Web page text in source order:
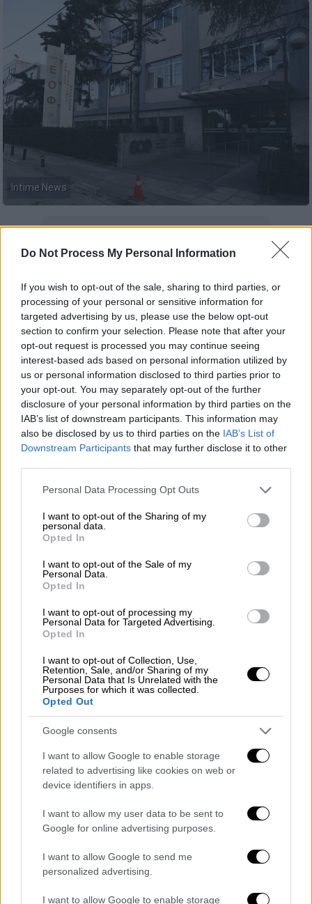
Do Not Process My Personal Information
If you wish to opt-out of the sale, sharing to third parties, or
processing of your personal or sensitive information for
targeted advertising by us, please use the below opt-out
section to confirm your selection. Please note that after your
opt-out request is processed you may continue seeing
interest-based ads based on personal information utilized by
us or personal information disclosed to third parties prior to
your opt-out. You may separately opt-out of the further
disclosure of your personal information by third parties on the
IAB’s list of downstream participants. This information may
also be disclosed by us to third parties on the IAB’s List of
Downstream Participants that may further disclose it to other
Please note that this website/app uses one or more Google
not limited to your visit or usage behaviour. You may click to
grant or deny consent to Google and its third-party tags to
use your data for below specified purposes in below Google
consent section.
Personal Data Processing Opt Outs
I want to opt-out of the Sharing of my
personal data.
Opted In
I want to opt-out of the Sale of my
Personal Data.
Opted In
I want to opt-out of processing my
Personal Data for Targeted Advertising.
Opted In
I want to opt-out of Collection, Use,
Retention, Sale, and/or Sharing of my
Personal Data that Is Unrelated with the
Purposes for which it was collected.
Opted Out
Google consents
I want to allow Google to enable storage
related to advertising like cookies on web or
device identifiers in apps.
I want to allow my user data to be sent to
Google for online advertising purposes.
I want to allow Google to send me
personalized advertising.
I want to allow Google to enable storage
Intime News
Φαρμάκωνγια τοπροϊόν KSM-66
Ashwagandha της εταιρείαςMedicine
Garden , το οποίο κυκλοφορεί ως
συμπλήρωμα διατροφής στην Ευρώπη.
Όπωςανακοίνωσε ο ΕΟΦ, το εν λόγω προϊόν,
περιέχει οπιοειδήναρκωτική ουσίακαι
συγκεκριμένα ηρωίνηάγνωστης
συγκέντρωσης. H διακίνησή του και στην
Ελλάδα είναι πιθανή, μέσω διαδικτύου.
ώστε σε περίπτωση που έρθει στην κατοχή
τους το προϊόν, να μην το χρησιμοποιήσουν
και να ενημερώσουν άμεσα τον
. Η
ειδοποίηση γίνεται ύστερα από ενημέρωση
των αρμόδιων αρχών της Δανίας μέσω του
Συστήματος Έγκαιρης Προειδοποίησης για
ΕΟΦτονίζει ότι η αγορά προϊόντων
αξιόπιστες πηγές, όπως είναι το διαδίκτυο,
μπορεί να θέσει σεκίνδυνο την υγεία του
καταναλωτή.
ΟΛΕΣ ΟΙ ΕΙΔΗΣΕΙΣ
Μέτρα στήριξης: Έκτακτο βοήθημα σε
συνταξιούχους και ρυθμίσεις για νέες
των ανακοινώσεων Μητσοτάκη
«Καμπανάκι» Μαγιορκίνη: «Μεγάλος
κίνδυνος η χολέρα στην Τουρκία» - Τι
εξηγεί ο καθηγητής
Συναγερμός στο Ηράκλειο της Κρήτης: